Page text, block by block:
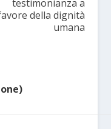
testimonianza a
della dignità
umana